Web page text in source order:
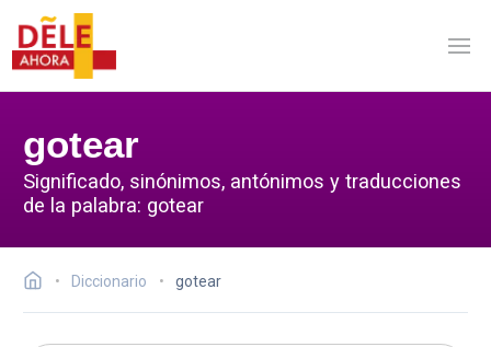
gotear
Significado, sinónimos, antónimos y traducciones
de la palabra: gotear
Diccionario gotear